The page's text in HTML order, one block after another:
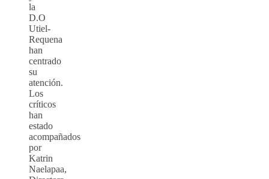
la
D.O
Utiel-
Requena
han
centrado
su
atención.
Los
críticos
han
estado
acompañados
por
Katrin
Naelapaa,